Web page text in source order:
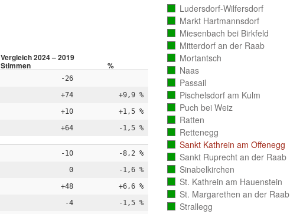
Vergleich 2024 – 2019
Stimmen
%
-26
+74 +9,9 %
+10 +1,5 %
+64 -1,5 %
-10 -8,2 %
0 -1,6 %
+48 +6,6 %
-4 -1,5 %
ausgezählt)
Ludersdorf-Wilfersdorf
(vollständig
ausgezählt)
Markt Hartmannsdorf
(vollständig
ausgezählt)
Miesenbach bei Birkfeld
(vollständig
ausgezählt)
Mitterdorf an der Raab
(vollständig
ausgezählt)
Mortantsch
(vollständig
ausgezählt)
Naas
(vollständig
ausgezählt)
Passail
(vollständig
ausgezählt)
Pischelsdorf am Kulm
(vollständig
ausgezählt)
Puch bei Weiz
(vollständig
ausgezählt)
Ratten
(vollständig
ausgezählt)
Rettenegg
(vollständig
ausgezählt)
Sankt Kathrein am Offenegg
(vollständig
ausgezählt)
Sankt Ruprecht an der Raab
(vollständig
ausgezählt)
Sinabelkirchen
(vollständig
ausgezählt)
St. Kathrein am Hauenstein
(vollständig
ausgezählt)
St. Margarethen an der Raab
(vollständig
ausgezählt)
Strallegg
(vollständig